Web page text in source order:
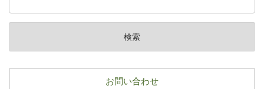
お問い合わせ